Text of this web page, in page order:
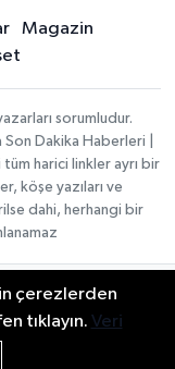
Magazin
sorumludur.
Dakika Haberleri |
harici linkler ayrı bir
köşe yazıları ve
dahi, herhangi bir
Yazılımı:
TE Bilişim
| Copyright © 2026
çerezlerden
tıklayın. Veri